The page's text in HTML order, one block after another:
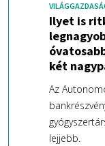
Ilyet is
két
Az
lejjebb.